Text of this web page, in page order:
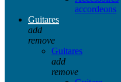
accordeons
Guitares
add
remove
Guitares
add
remove